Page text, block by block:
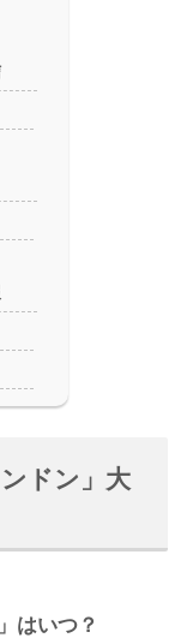
ドン」大
はいつ？